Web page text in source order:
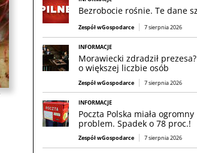
Bezrobocie rośnie. Te dane
Zespół wGospodarce 7 sierpnia 2026
INFORMACJE
Morawiecki zdradził
o większej liczbie osób
Zespół wGospodarce 7 sierpnia 2026
INFORMACJE
Poczta Polska miała ogromny
problem. Spadek o 78 proc.!
Zespół wGospodarce 7 sierpnia 2026